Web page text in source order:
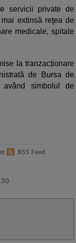
servicii private de
extinsă reţea de
medicale, spitale
la tranzacționare
de Bursa de
având simbolul de
RSS Feed